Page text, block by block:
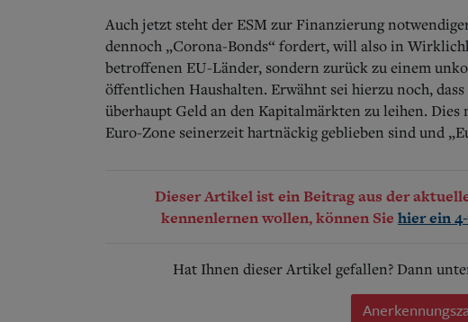
Auch jetzt steht der ESM zur Finanzierung
dennoch „Corona-Bonds“ fordert, will also in
betroffenen EU-Länder, sondern zurück zu einem
öffentlichen Haushalten. Erwähnt sei hierzu noch,
überhaupt Geld an den Kapitalmärkten zu leihen.
Euro-Zone seinerzeit hartnäckig geblieben sind und
Dieser Artikel ist ein Beitrag aus der
kennenlernen wollen, können Sie hier ein
Hat Ihnen dieser Artikel gefallen? Dann